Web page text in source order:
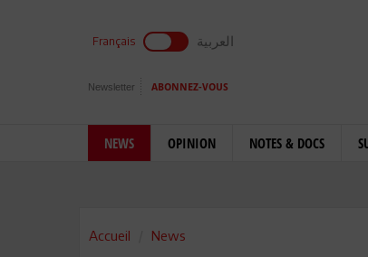
Français العربية
Newsletter ABONNEZ-VOUS
NEWS OPINION NOTES & DOCS
Accueil News